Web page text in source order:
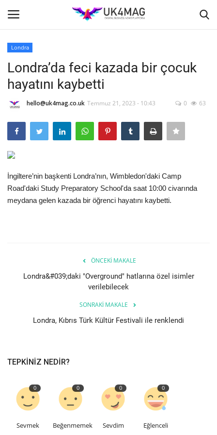
Ana Sayfa
İş Platformu
TVNET
TOPLUM
Seri İlanlar
Kültür - Sanat
Firma Rehberi
Sağlık
Londra
Londra’da feci kazada bir çocuk
hayatını kaybetti
hello@uk4mag.co.uk Temmuz 21, 2023 - 10:43 0 63
İngiltere’nin başkenti Londra’nın, Wimbledon'daki Camp
Road'daki Study Preparatory School'da saat 10:00 civarında
meydana gelen kazada bir öğrenci hayatını kaybetti.
ÖNCEKI MAKALE
Londra&#039;daki "Overground" hatlarına özel isimler
verilebilecek
SONRAKI MAKALE
Londra, Kıbrıs Türk Kültür Festivali ile renklendi
TEPKINIZ NEDIR?
0
Sevmek
0
Beğenmemek
0
Sevdim
0
Eğlenceli